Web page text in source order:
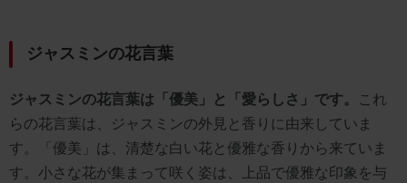
ジャスミンの花言葉
ジャスミンの花言葉は「優美」と「愛らしさ」です。 これ
らの花言葉は、ジャスミンの外見と香りに由来していま
す。「優美」は、清楚な白い花と優雅な香りから来ていま
す。小さな花が集まって咲く姿は、上品で優雅な印象を与